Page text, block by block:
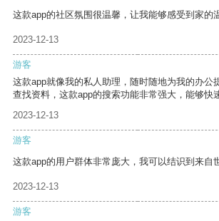
这款app的社区氛围很温馨，让我能够感受到家的
2023-12-13
游客
这款app就像我的私人助理，随时随地为我的办公
查找资料，这款app的搜索功能非常强大，能够快
2023-12-13
游客
这款app的用户群体非常庞大，我可以结识到来自
2023-12-13
游客